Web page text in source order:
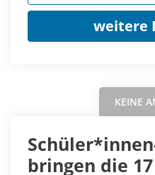
weitere
KEINE
bringen die 17